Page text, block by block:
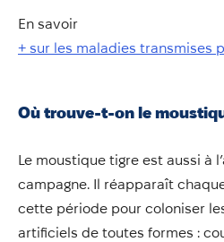
En savoir
+ sur les maladies transmises
Où trouve-t-on le
Le moustique tigre est aussi à
campagne. Il réapparaît
cette période pour coloniser
artificiels de toutes formes :